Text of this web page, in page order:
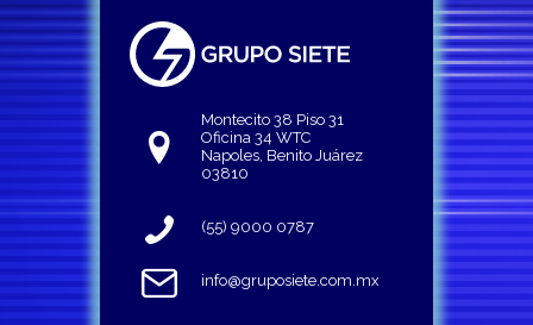
Montecito 38 Piso 31
Oficina 34 WTC
Napoles, Benito Juárez
03810
(55) 9000 0787
info@gruposiete.com.mx